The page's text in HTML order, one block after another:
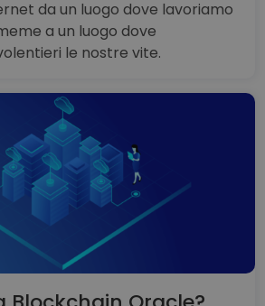
da un luogo dove lavoriamo
a un luogo dove
le nostre vite.